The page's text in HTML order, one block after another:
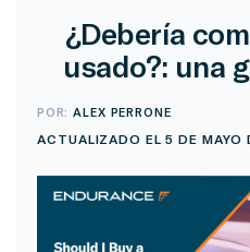
¿Debería
usado?: una
POR:ALEX PERRONE
ACTUALIZADO EL 5 DE MAYO